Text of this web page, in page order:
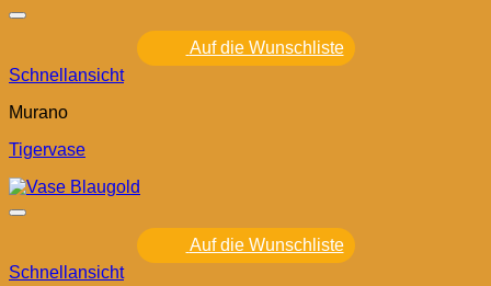
Auf die Wunschliste
Schnellansicht
Murano
Tigervase
Auf die Wunschliste
Schnellansicht